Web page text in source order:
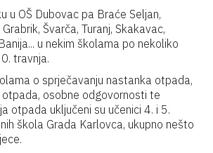
u OŠ Dubovac pa Braće Seljan,
Švarča, Turanj, Skakavac,
u nekim školama po nekoliko
travnja.
o sprječavanju nastanka otpada,
osobne odgovornosti te
otpada uključeni su učenici 4. i 5.
škola Grada Karlovca, ukupno nešto